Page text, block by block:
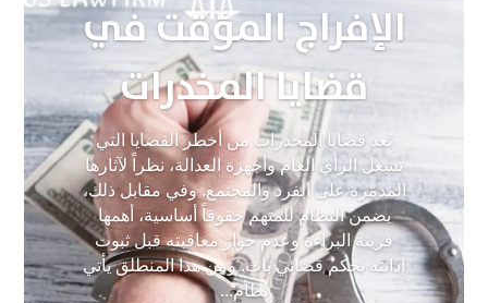
الإفراج المؤقت في
قضايا المخدرات
تُعد قضايا المخدرات من أخطر القضايا التي
تشغل الرأي العام وأجهزة العدالة، نظراً لآثارها
المدمّرة على الفرد والمجتمع. وفي مقابل ذلك،
يضمن النظام للمتهم حقوقاً أساسية، أهمها
قرينة البراءة وعدم جواز معاقبته قبل ثبوت
إدانته بحكم قضائي بات. ومن هذا المنطلق يأتي
نظام...